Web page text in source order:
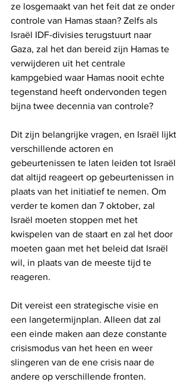
ze losgemaakt van het feit dat ze onder
controle van Hamas staan? Zelfs als
Israël IDF-divisies terugstuurt naar
Gaza, zal het dan bereid zijn Hamas te
verwijderen uit het centrale
kampgebied waar Hamas nooit echte
tegenstand heeft ondervonden tegen
bijna twee decennia van controle?
Dit zijn belangrijke vragen, en Israël lijkt
verschillende actoren en
gebeurtenissen te laten leiden tot Israël
dat altijd reageert op gebeurtenissen in
plaats van het initiatief te nemen. Om
verder te komen dan 7 oktober, zal
Israël moeten stoppen met het
kwispelen van de staart en zal het door
moeten gaan met het beleid dat Israël
wil, in plaats van de meeste tijd te
reageren.
Dit vereist een strategische visie en
een langetermijnplan. Alleen dat zal
een einde maken aan deze constante
crisismodus van het heen en weer
slingeren van de ene crisis naar de
andere op verschillende fronten.